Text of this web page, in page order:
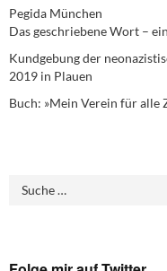
Pegida München
Das geschriebene Wort –
Kundgebung der
2019 in Plauen
Buch: »Mein Verein für alle